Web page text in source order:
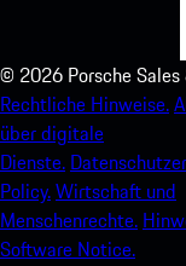
© 2026 Porsche
Rechtliche Hinweise.
über digitale
Dienste.
Policy.Wirtschaft und
Menschenrechte.
Software Notice.